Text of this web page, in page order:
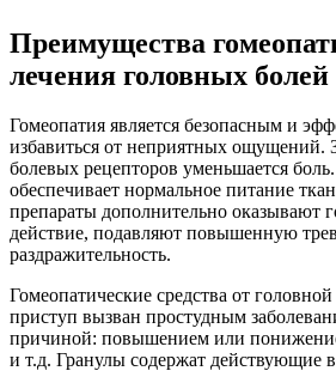
Преимущества
лечения головных болей
Гомеопатия является безопасным и
избавиться от неприятных ощущений.
болевых рецепторов уменьшается
обеспечивает нормальное питание
препараты дополнительно оказывают
действие, подавляют повышенную
раздражительность.
Гомеопатические средства от
приступ вызван простудным
причиной: повышением или
и т.д. Гранулы содержат действующие